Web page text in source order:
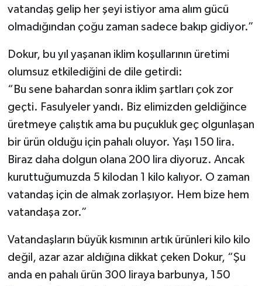
vatandaş gelip her şeyi istiyor ama alım gücü
olmadığından çoğu zaman sadece bakıp gidiyor.”
Dokur, bu yıl yaşanan iklim koşullarının üretimi
olumsuz etkilediğini de dile getirdi:
“Bu sene bahardan sonra iklim şartları çok zor
geçti. Fasulyeler yandı. Biz elimizden geldiğince
üretmeye çalıştık ama bu puçukluk geç olgunlaşan
bir ürün olduğu için pahalı oluyor. Yaşı 150 lira.
Biraz daha dolgun olana 200 lira diyoruz. Ancak
kuruttuğumuzda 5 kilodan 1 kilo kalıyor. O zaman
vatandaş için de almak zorlaşıyor. Hem bize hem
vatandaşa zor.”
Vatandaşların büyük kısmının artık ürünleri kilo kilo
değil, azar azar aldığına dikkat çeken Dokur, “Şu
anda en pahalı ürün 300 liraya barbunya, 150